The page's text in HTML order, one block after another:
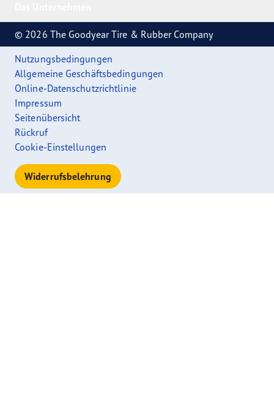
© 2026 The Goodyear Tire & Rubber Company
Nutzungsbedingungen
Allgemeine Geschäftsbedingungen
Online-Datenschutzrichtlinie
Impressum
Seitenübersicht
Rückruf
Cookie-Einstellungen
Widerrufsbelehrung